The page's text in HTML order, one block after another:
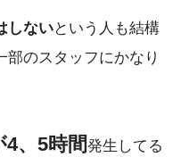
しないという人も結構
のスタッフにかなり
4、5時間発生してる